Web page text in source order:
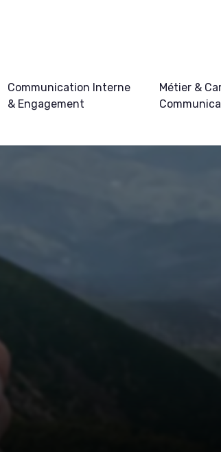
Communication Interne
& Engagement
Métier &